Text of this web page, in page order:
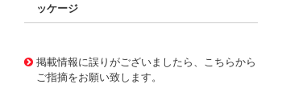
ッケージ
掲載情報に誤りがございましたら、こちらから
ご指摘をお願い致します。